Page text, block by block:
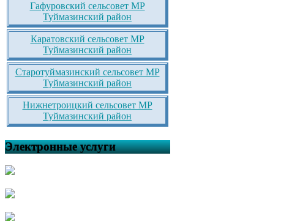
Гафуровский сельсовет МР
Туймазинский район
Каратовский сельсовет МР
Туймазинский район
Старотуймазинский сельсовет МР
Туймазинский район
Нижнетроицкий сельсовет МР
Туймазинский район
Электронные услуги